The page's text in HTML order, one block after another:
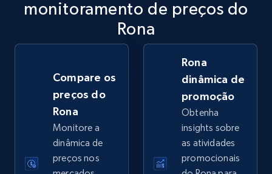
more.
2.5K+ 359+ Comece agora
eBay - Gather data on products using
URL, Product id, Title, Seller name, Seller rating,
Seller reviews, Breadcrumbs, Root category, and
more.
monitoramento de preços do
Rona
Compare os
preços do
Rona
Monitore a
dinâmica de
preços nos
Rona
dinâmica de
promoção
Obtenha
insights sobre
as atividades
promocionais